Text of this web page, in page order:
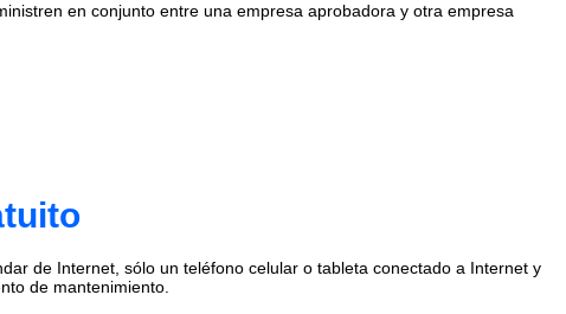
en conjunto entre una empresa aprobadora y otra empresa
de Internet, sólo un teléfono celular o tableta conectado a Internet y
de mantenimiento.